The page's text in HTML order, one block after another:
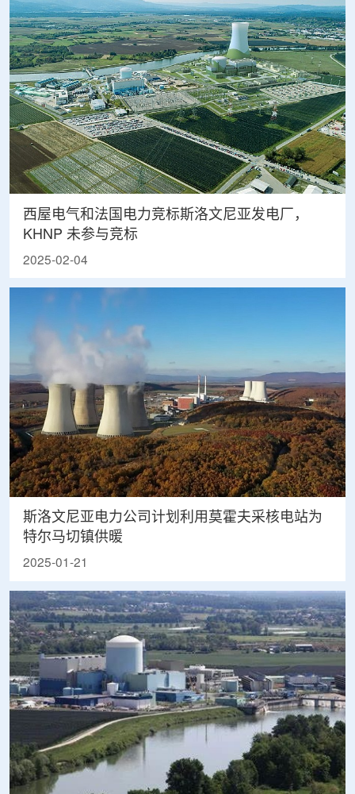
西屋电气和法国电力竞标斯洛文尼亚发电厂，
KHNP 未参与竞标
2025-02-04
斯洛文尼亚电力公司计划利用莫霍夫采核电站为
特尔马切镇供暖
2025-01-21